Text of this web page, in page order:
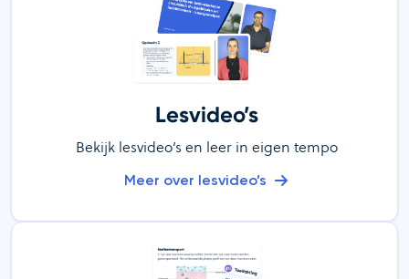
Lesvideo’s
Bekijk lesvideo’s en leer in eigen tempo
Meer over lesvideo’s